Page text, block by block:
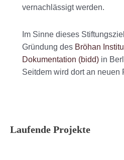
vernachlässigt werden.
Im Sinne dieses
Gründung des Bröhan
Dokumentation (bidd) in
Seitdem wird dort an neuen
Laufende Projekte